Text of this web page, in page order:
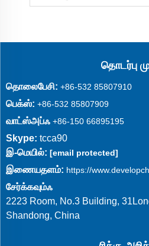
தொடர்பு
தொலைபேசி: +86-532 85807910
பெக்ஸ்: +86-532 85807909
வாட்ஸ்அப்ஃ +86-150 66895195
Skype: tcca90
இ-மெயில்: [email protected]
இணையதளம்: https://
சேர்க்கவும்ஃ
2223 Room, No.3 Building,
Shandong, China